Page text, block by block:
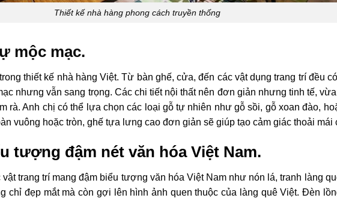
Thiết kế nhà hàng phong cách truyền thống
mộc mạc.
thiết kế nhà hàng Việt. Từ bàn ghế, cửa, đến các vật dụng trang trí đều
nhưng vẫn sang trọng. Các chi tiết nội thất nên đơn giản nhưng tinh tế,
rà. Anh chị có thể lựa chọn các loại gỗ tự nhiên như gỗ sồi, gỗ xoan đào,
vuông hoặc tròn, ghế tựa lưng cao đơn giản sẽ giúp tạo cảm giác thoải mái
tượng đậm nét văn hóa Việt Nam.
trang trí mang đậm biểu tượng văn hóa Việt Nam như nón lá, tranh làng
chỉ đẹp mắt mà còn gợi lên hình ảnh quen thuộc của làng quê Việt. Đèn